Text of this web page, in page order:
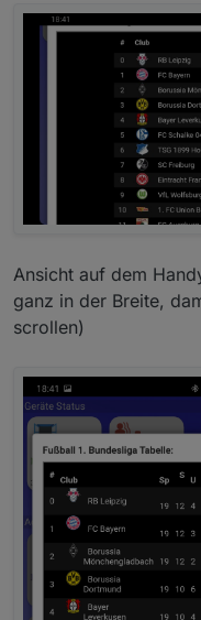
tabelle der
Ansicht auf dem
ganz in der Breite,
scrollen)